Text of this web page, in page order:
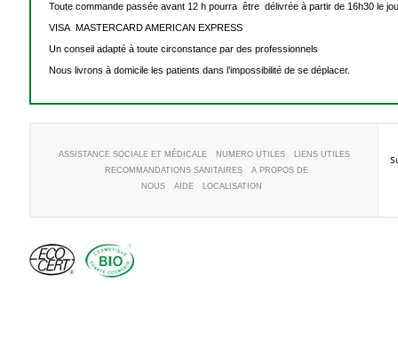
Toute commande passée avant 12 h pourra être délivrée à partir de 16h30 le
VISA MASTERCARD AMERICAN EXPRESS
Un conseil adapté à toute circonstance par des professionnels
Nous livrons à domicile les patients dans l’impossibilité de se déplacer.
ASSISTANCE SOCIALE ET MÉDICALE NUMERO UTILES
LIENS UTILES
RECOMMANDATIONS SANITAIRES
A PROPOS DE
NOUS
AIDE LOCALISATION